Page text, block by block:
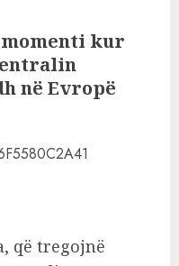
momenti kur
në Evropë
që tregojnë